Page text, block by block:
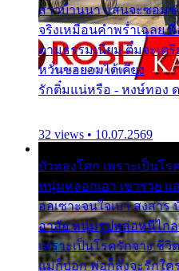
สาวบ้านนา แสนจะซอม
จริงเหมือนคำพร่ำเฉลย
ตามธรรมเนียม ติ๋มจะเต
หวั่นขอยอมได้เคียง
รักติ๋มแน่หรือ - หงษ์ทอง
32 views • 10.07.2569
บัวทองโศก เพราะเป็นโ
หนุ่มหลอกเอา เขารวย
ออเซาะจนใจเบา สงสาร
อาลัย หนุ่มรูปหล่อหนีไกล
เพราะเป็นโรครักจาง ชีวิ
แม่ก็บอก พ่อก็สั่งจะรักใค